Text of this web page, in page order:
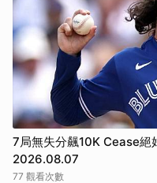
7局無失分飆10K Cease絕
2026.08.07
77 觀看次數